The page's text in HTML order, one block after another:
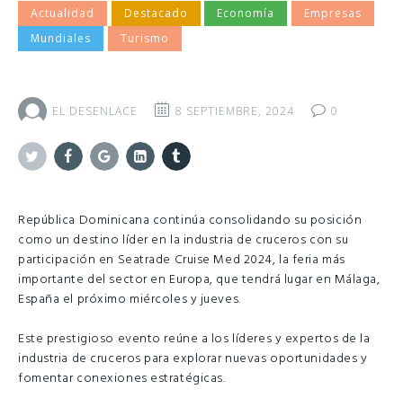
Actualidad Destacado Economía
Empresas
Mundiales
Turismo
EL DESENLACE 8 SEPTIEMBRE, 2024 0
República Dominicana continúa consolidando su posición
como un destino líder en la industria de cruceros con su
participación en Seatrade Cruise Med 2024, la feria más
importante del sector en Europa, que tendrá lugar en Málaga,
España el próximo miércoles y jueves.
Este prestigioso evento reúne a los líderes y expertos de la
industria de cruceros para explorar nuevas oportunidades y
fomentar conexiones estratégicas.